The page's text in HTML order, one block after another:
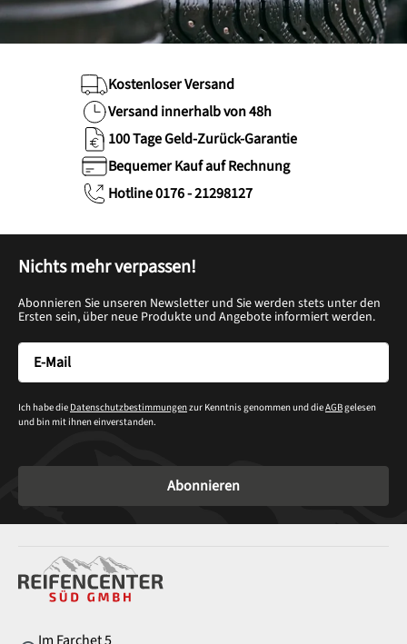
Kostenloser Versand
Versand innerhalb von 48h
100 Tage Geld-Zurück-Garantie
Bequemer Kauf auf Rechnung
Hotline 0176 - 21298127
Nichts mehr verpassen!
Abonnieren Sie unseren Newsletter und Sie werden stets unter den
Ersten sein, über neue Produkte und Angebote informiert werden.
Ich habe die Datenschutzbestimmungenzur Kenntnis genommen und dieAGBgelesen
und bin mit ihnen einverstanden.
Abonnieren